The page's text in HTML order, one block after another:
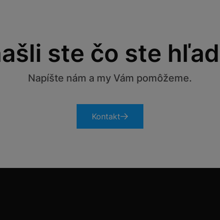
ste čo ste
Napíšte nám a my Vám pomôžeme.
Kontakt